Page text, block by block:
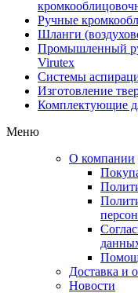
Ручные
Шланги
Промышленный
Virutex
Системы
Изготовление
Комплектующие
Меню
О компании
Доставка и
Новости